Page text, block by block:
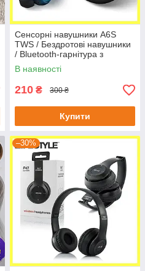
Сенсорні навушники A6S
TWS / Бездротові навушники
/ Bluetooth-гарнітура з
мікрофоном / Навушники-
вкладиші
В наявності
210 ₴ 300 ₴
Купити
–30%